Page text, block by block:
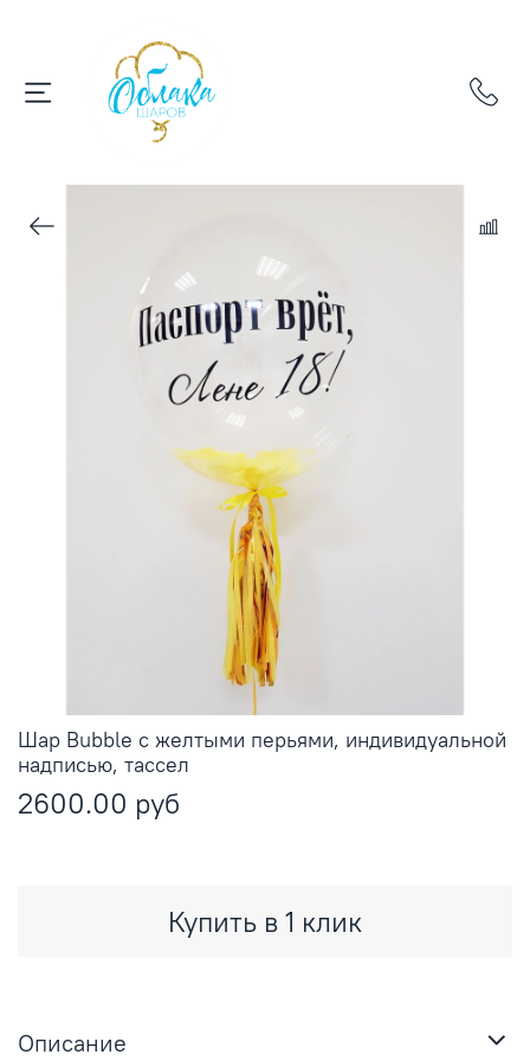
Шар Bubble с желтыми перьями, индивидуальной
надписью, тассел
2600.00 руб
Купить в 1 клик
Описание